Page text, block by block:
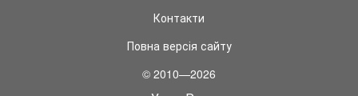
Контакти
Повна версія сайту
© 2010—2026